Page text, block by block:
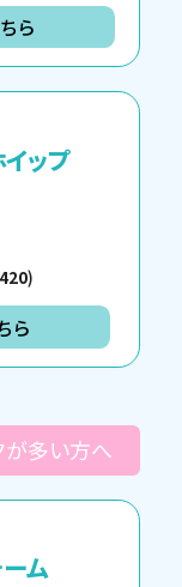
ら
ップ
)
ら
が多い方へ
ム